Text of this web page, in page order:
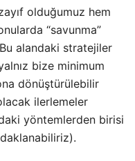
olduğumuz hem
“savunma”
alandaki stratejiler
bize minimum
dönüştürülebilir
ilerlemeler
yöntemlerden birisi